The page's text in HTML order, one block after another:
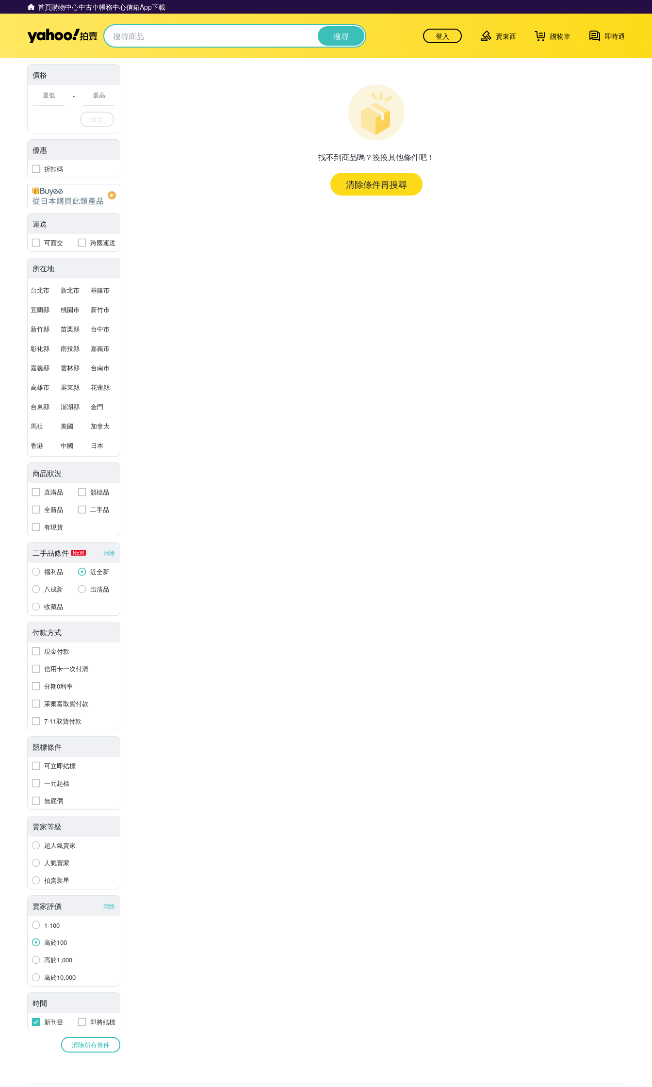
首頁購物中心中古車帳務中心信箱App下載
Yahoo拍賣 搜尋 登入 賣東西 購物車 即時通
價格
-
確定
優惠
折扣碼
運送
可面交 跨國運送
所在地
台北市 新北市 基隆市
宜蘭縣 桃園市 新竹市
新竹縣 苗栗縣 台中市
彰化縣 南投縣 嘉義市
嘉義縣 雲林縣 台南市
高雄市 屏東縣 花蓮縣
台東縣 澎湖縣 金門
馬祖 美國 加拿大
香港 中國 日本
商品狀況
直購品
競標品
全新品
二手品
有現貨
二手品條件 NEW 清除
福利品
近全新
八成新
出清品
收藏品
付款方式
現金付款
信用卡一次付清
分期0利率
萊爾富取貨付款
7-11取貨付款
競標條件
可立即結標
一元起標
無底價
賣家等級
超人氣賣家
人氣賣家
拍賣新星
賣家評價 清除
1-100
高於100
高於1,000
高於10,000
時間
新刊登 即將結標
清除所有條件
找不到商品嗎？換換其他條件吧！
清除條件再搜尋